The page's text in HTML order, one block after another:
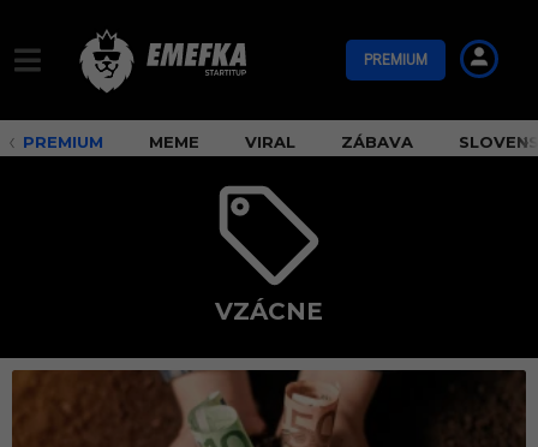
PREMIUM
PREMIUM MEME VIRAL ZÁBAVA
VZÁCNE
v